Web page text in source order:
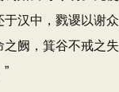
汉中，戮谡以谢
阙，箕谷不戒之